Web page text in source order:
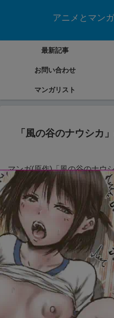
アニメとマン
最新記事
お問い合わせ
マンガリスト
「風の谷のナウシカ
マンガ(原作)「風の谷のナウ
ていきます。